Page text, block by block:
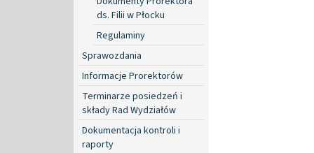
ds. Filii w Płocku
Regulaminy
Sprawozdania
Informacje Prorektorów
Terminarze posiedzeń i
składy Rad Wydziałów
Dokumentacja kontroli i
raporty